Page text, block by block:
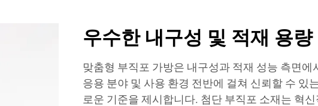
우수한 내구성 및 적재 용량
맞춤형 부직포 가방은 내구성과 적재 성능 측면에
응용 분야 및 사용 환경 전반에 걸쳐 신뢰할 수 있
로운 기준을 제시합니다. 첨단 부직포 소재는 혁